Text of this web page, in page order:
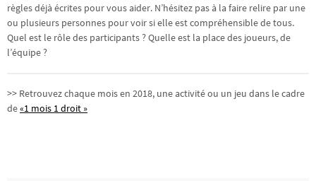
règles déjà écrites pour vous aider. N’hésitez pas à la faire relire par une
ou plusieurs personnes pour voir si elle est compréhensible de tous.
Quel est le rôle des participants ? Quelle est la place des joueurs, de
l’équipe ?
>> Retrouvez chaque mois en 2018, une activité ou un jeu dans le cadre
de«1 mois 1 droit »